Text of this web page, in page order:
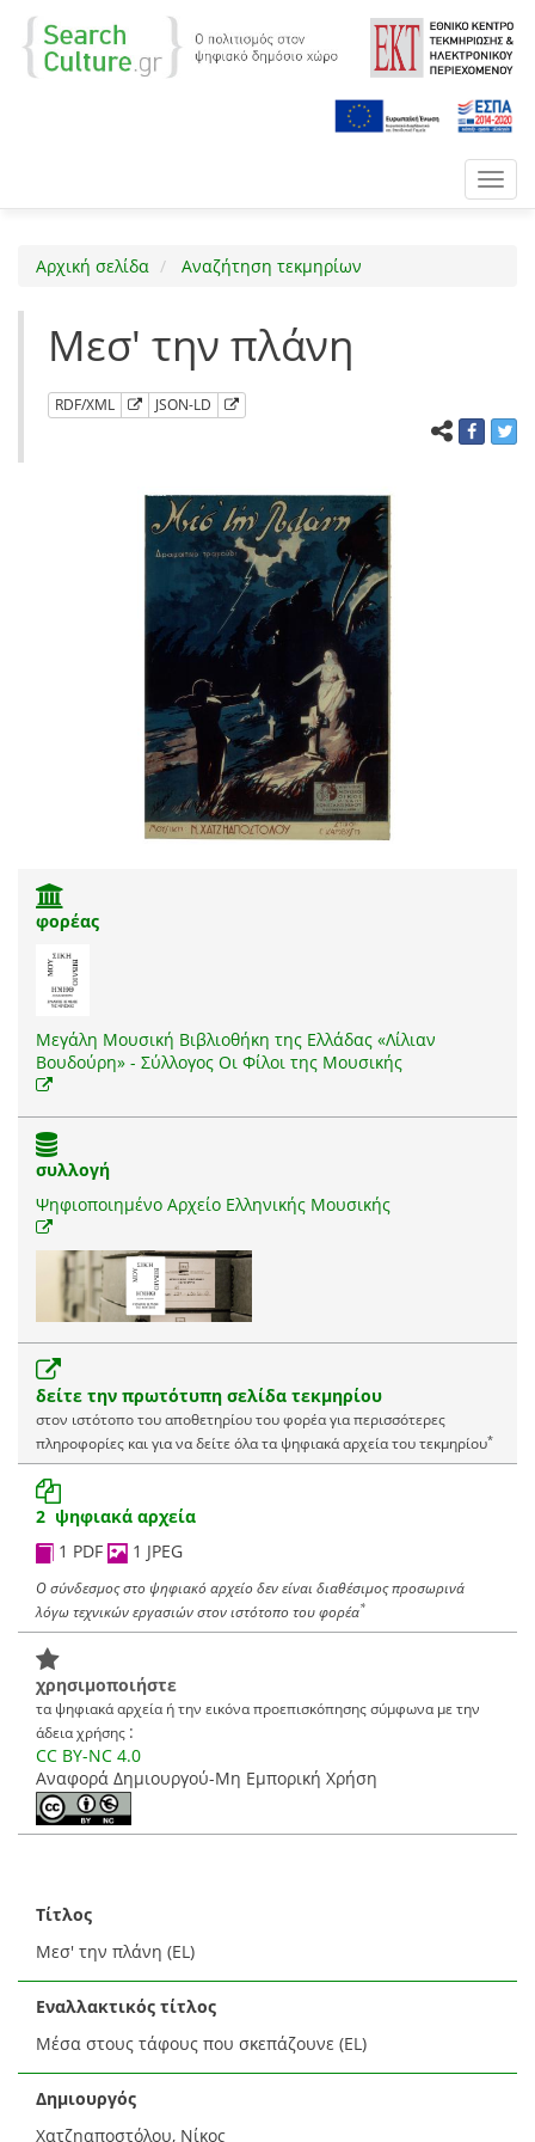
Αρχική σελίδα Αναζήτηση τεκμηρίων
Μεσ' την πλάνη
RDF/XML JSON-LD
φορέας
Μεγάλη Μουσική Βιβλιοθήκη της Ελλάδας «Λίλιαν
Βουδούρη» - Σύλλογος Οι Φίλοι της Μουσικής
συλλογή
Ψηφιοποιημένο Αρχείο Ελληνικής Μουσικής
δείτε την πρωτότυπη σελίδα τεκμηρίου
στον ιστότοπο του αποθετηρίου του φορέα για περισσότερες
πληροφορίες και για να δείτε όλα τα ψηφιακά αρχεία του τεκμηρίου*
2 ψηφιακά αρχεία
1 PDF
1 JPEG
Ο σύνδεσμος στο ψηφιακό αρχείο δεν είναι διαθέσιμος προσωρινά
λόγω τεχνικών εργασιών στον ιστότοπο του φορέα*
χρησιμοποιήστε
τα ψηφιακά αρχεία ή την εικόνα προεπισκόπησης σύμφωνα με την
άδεια χρήσης :
CC BY-NC 4.0
Αναφορά Δημιουργού-Μη Εμπορική Χρήση
Τίτλος
Μεσ' την πλάνη (EL)
Εναλλακτικός τίτλος
Μέσα στους τάφους που σκεπάζουνε (EL)
Δημιουργός
Χατζηαποστόλου, Νίκος